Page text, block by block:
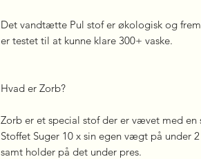
Det vandtætte Pul stof er økologisk og
er testet til at kunne klare 300+ vaske.
Hvad er Zorb?
Zorb er et special stof der er vævet med en
Stoffet Suger 10 x sin egen vægt på under
samt holder på det under pres.